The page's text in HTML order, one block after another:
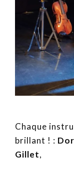
Chaque
brillant ! :
Gillet,